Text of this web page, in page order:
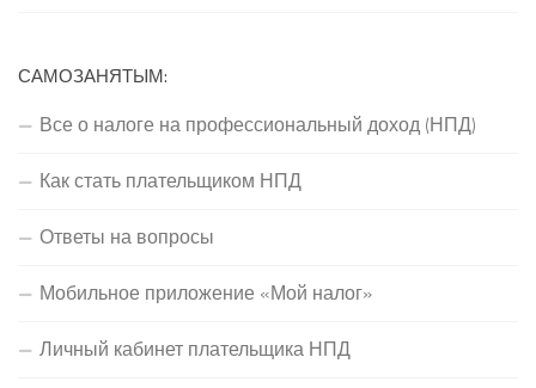
САМОЗАНЯТЫМ:
Все о налоге на профессиональный доход (НПД)
Как стать плательщиком НПД
Ответы на вопросы
Мобильное приложение «Мой налог»
Личный кабинет плательщика НПД